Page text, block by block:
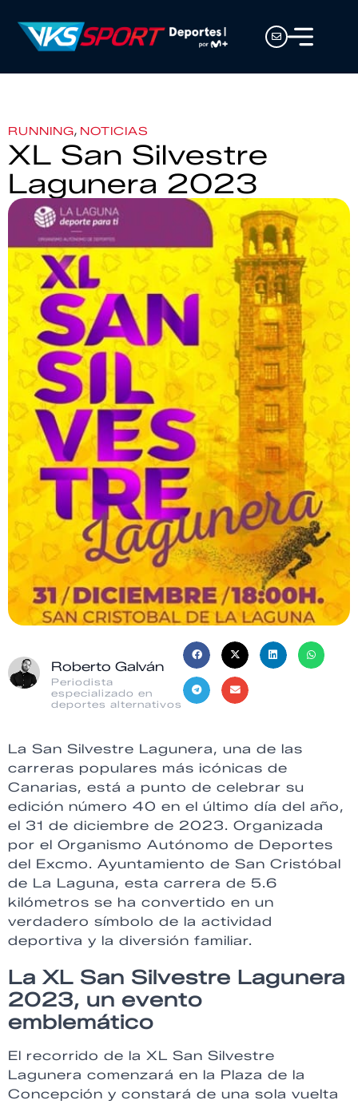
RUNNING, NOTICIAS
XL San Silvestre
Lagunera 2023
Roberto Galván
Periodista
especializado en
deportes alternativos
La San Silvestre Lagunera, una de las
carreras populares más icónicas de
Canarias, está a punto de celebrar su
edición número 40 en el último día del año,
el 31 de diciembre de 2023. Organizada
por el Organismo Autónomo de Deportes
del Excmo. Ayuntamiento de San Cristóbal
de La Laguna, esta carrera de 5.6
kilómetros se ha convertido en un
verdadero símbolo de la actividad
deportiva y la diversión familiar.
La XL San Silvestre Lagunera
2023, un evento
emblemático
El recorrido de la XL San Silvestre
Lagunera comenzará en la Plaza de la
Concepción y constará de una sola vuelta